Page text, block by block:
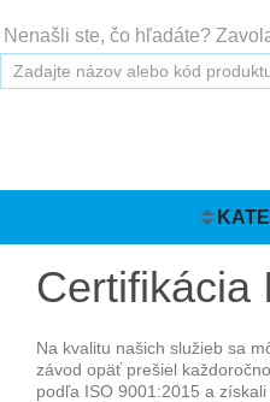
Nenašli ste, čo hľadáte?
Certifikácia
Na kvalitu našich služieb sa
závod opäť prešiel
podľa ISO 9001:2015 a